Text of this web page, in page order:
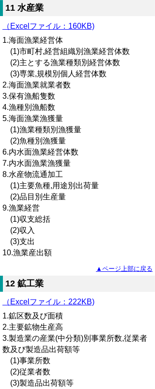
11 水産業
（Excelファイル：160KB)
1.海面漁業経営体
(1)市町村,経営組織別漁業経営体数
(2)主とする漁業種類別経営体数
(3)専業,規模別個人経営体数
2.海面漁業就業者数
3.保有漁船隻数
4.漁種別漁船数
5.海面漁業漁獲量
(1)漁業種類別漁獲量
(2)魚種別漁獲量
6.内水面漁業経営体数
7.内水面漁業漁獲量
8.水産物流通加工
(1)主要魚種,用途別出荷量
(2)品目別生産量
9.漁業経営
(1)収支総括
(2)収入
(3)支出
10.漁業産出額
▲ページ上部に戻る
12 鉱工業
（Excelファイル：222KB)
1.鉱区数及び面積
2.主要鉱物生産高
3.製造業の産業(中分類)別事業所数,従業者
数及び製造品出荷額等
(1)事業所数
(2)従業者数
(3)製造品出荷額等